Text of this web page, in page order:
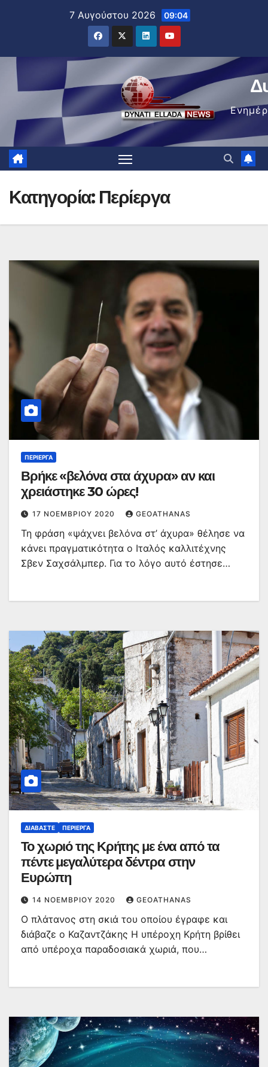
7 Αυγούστου 2026 09:04
Κατηγορία: Περίεργα
ΠΕΡΊΕΡΓΑ
Βρήκε «βελόνα στα άχυρα» αν και
χρειάστηκε 30 ώρες!
17 ΝΟΕΜΒΡΊΟΥ 2020 GEOATHANAS
Τη φράση «ψάχνει βελόνα στ’ άχυρα» θέλησε να
κάνει πραγματικότητα ο Ιταλός καλλιτέχνης
Σβεν Σαχσάλμπερ. Για το λόγο αυτό έστησε…
ΔΙΑΒΆΣΤΕ ΠΕΡΊΕΡΓΑ
Το χωριό της Κρήτης με ένα από τα
πέντε μεγαλύτερα δέντρα στην
Ευρώπη
14 ΝΟΕΜΒΡΊΟΥ 2020 GEOATHANAS
Ο πλάτανος στη σκιά του οποίου έγραφε και
διάβαζε ο Καζαντζάκης Η υπέροχη Κρήτη βρίθει
από υπέροχα παραδοσιακά χωριά, που…